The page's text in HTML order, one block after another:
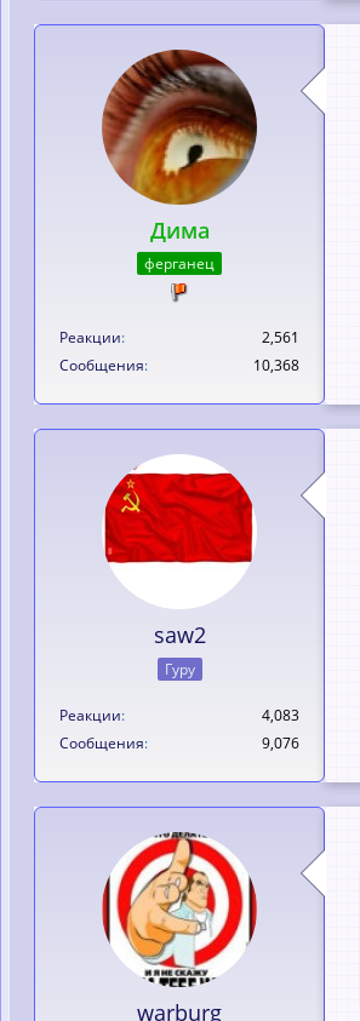
Дима
ферганец
Реакции
2,561
Сообщения
10,368
saw2
Гуру
Реакции
4,083
Сообщения
9,076
warburg